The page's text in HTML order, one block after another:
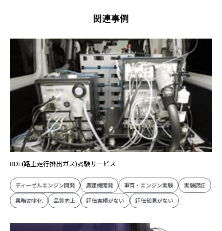
EV・HEV開発
建設機械・特殊車両開発
エンジン開発
乗用車設計開発
商用車設計開発
関連事例
RDE(路上走行排出ガス)試験サービス
ディーゼルエンジン開発 農建機開発 車両・エンジン実験
実験認証
業務効率化
品質向上 評価実績がない 評価知見がない